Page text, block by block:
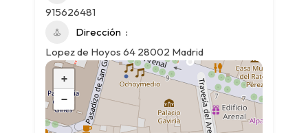
915626481
Dirección
Lopez de Hoyos 64 28002 Madrid
+
−